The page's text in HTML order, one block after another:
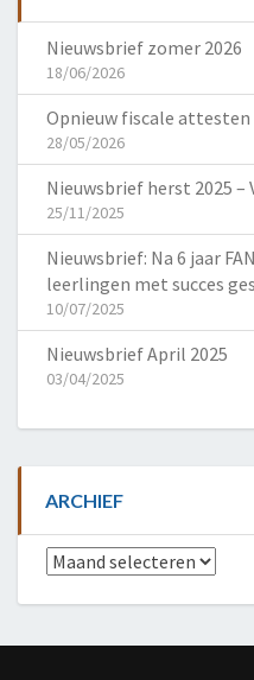
Nieuwsbrief zomer 2026
18/06/2026
Opnieuw fiscale
28/05/2026
Nieuwsbrief herst 2025 –
25/11/2025
Nieuwsbrief: Na 6 jaar
leerlingen met succes
10/07/2025
Nieuwsbrief April 2025
03/04/2025
ARCHIEF
Archief